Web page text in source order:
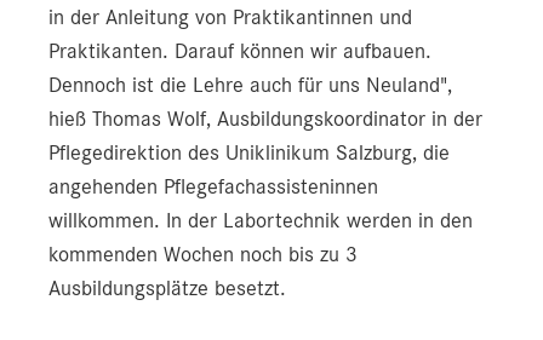
in der Anleitung von Praktikantinnen und
Praktikanten. Darauf können wir aufbauen.
Dennoch ist die Lehre auch für uns Neuland",
hieß Thomas Wolf, Ausbildungskoordinator in der
Pflegedirektion des Uniklinikum Salzburg, die
angehenden Pflegefachassisteninnen
willkommen. In der Labortechnik werden in den
kommenden Wochen noch bis zu 3
Ausbildungsplätze besetzt.